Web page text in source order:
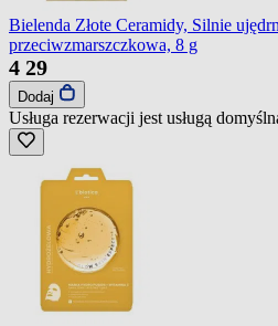
Bielenda Złote Ceramidy, Silnie
przeciwzmarszczkowa, 8 g
4 29
Dodaj
Usługa rezerwacji jest usługą